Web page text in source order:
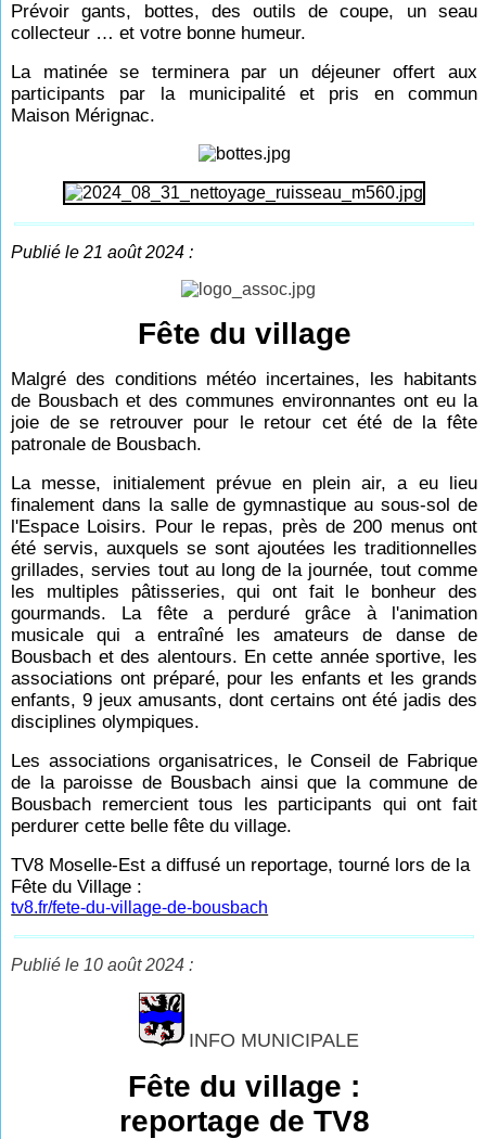
Prévoir gants, bottes, des outils de coupe, un seau
collecteur … et votre bonne humeur.
La matinée se terminera par un déjeuner offert aux
participants par la municipalité et pris en commun
Maison Mérignac.
Publié le 21 août 2024 :
Fête du village
Malgré des conditions météo incertaines, les habitants
de Bousbach et des communes environnantes ont eu la
joie de se retrouver pour le retour cet été de la fête
patronale de Bousbach.
La messe, initialement prévue en plein air, a eu lieu
finalement dans la salle de gymnastique au sous-sol de
l'Espace Loisirs. Pour le repas, près de 200 menus ont
été servis, auxquels se sont ajoutées les traditionnelles
grillades, servies tout au long de la journée, tout comme
les multiples pâtisseries, qui ont fait le bonheur des
gourmands. La fête a perduré grâce à l'animation
musicale qui a entraîné les amateurs de danse de
Bousbach et des alentours. En cette année sportive, les
associations ont préparé, pour les enfants et les grands
enfants, 9 jeux amusants, dont certains ont été jadis des
disciplines olympiques.
Les associations organisatrices, le Conseil de Fabrique
de la paroisse de Bousbach ainsi que la commune de
Bousbach remercient tous les participants qui ont fait
perdurer cette belle fête du village.
TV8 Moselle-Est a diffusé un reportage, tourné lors de la
Fête du Village :
tv8.fr/fete-du-village-de-bousbach
Publié le 10 août 2024 :
INFO MUNICIPALE
Fête du village :
reportage de TV8